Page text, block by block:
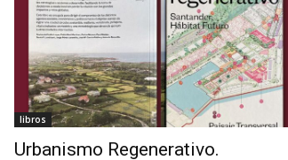
libros
Urbanismo Regenerativo.